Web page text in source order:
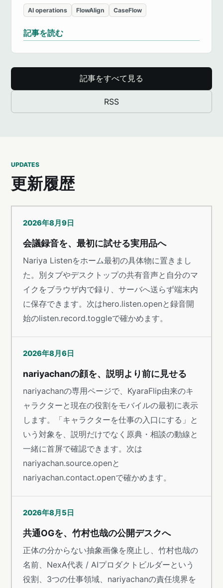
AI operations FlowAlign CaseFlow
記事を読む
記事をすべて見る
RSS
UPDATES
更新履歴
2026年8月9日
会議録音を、最初に試せる実用品へ
Nariya Listenをホーム最初の具体物に置きまし
た。別タブやデスクトップの共有音声と自分のマ
イクをブラウザ内で録り、サーバへ送らず端末内
に保存できます。次はhero.listen.openと録音開
始のlisten.record.toggleで確かめます。
2026年8月6日
nariyachanの顔を、説明より前に見せる
nariyachanの専用ページで、KyaraFlip由来のキ
ャラクターと現在の役割をモバイルの最初に表示
します。「キャラクターを仕事の入口にする」と
いう対象を、説明だけでなく原典・相談の動線と
一緒に首屏で確認できます。次は
nariyachan.source.openと
nariyachan.contact.openで確かめます。
2026年8月5日
共通OGを、竹村也哉の公開デスクへ
正体の分からない抽象画像を廃止し、竹村也哉の
名前、NexA代表 / AIプロダクトビルダーという
役割、3つの仕事領域、nariyachanの責任境界を